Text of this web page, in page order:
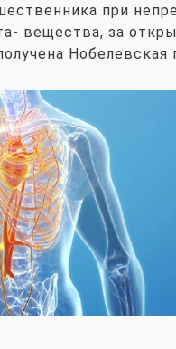
при
вещества, за
Нобелевская